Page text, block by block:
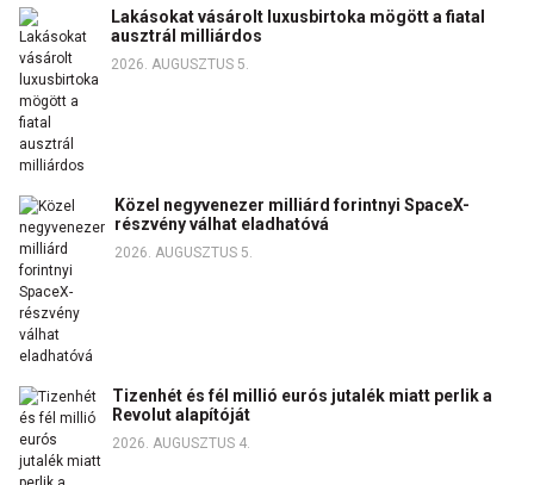
Lakásokat vásárolt luxusbirtoka mögött a fiatal
ausztrál milliárdos
2026. AUGUSZTUS 5.
Közel negyvenezer milliárd forintnyi SpaceX-
részvény válhat eladhatóvá
2026. AUGUSZTUS 5.
Tizenhét és fél millió eurós jutalék miatt perlik a
Revolut alapítóját
2026. AUGUSZTUS 4.